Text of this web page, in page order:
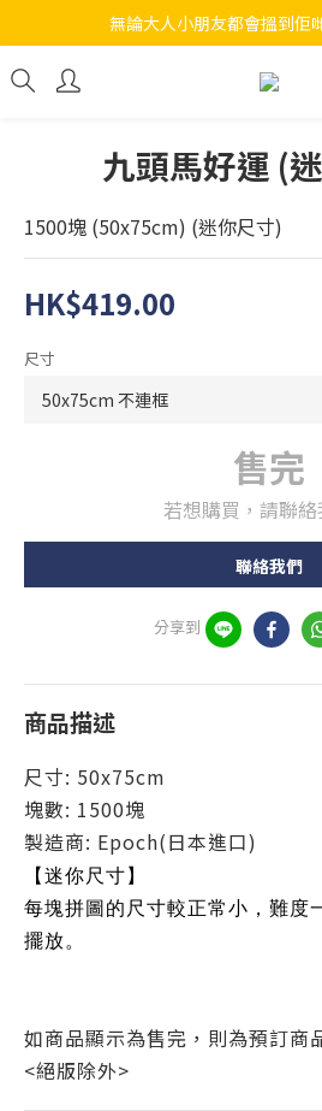
江帆天楊砌圖
無論大人小朋友都會搵到佢
江帆天楊砌圖
九頭馬好運 (
1500塊 (50x75cm) (迷你尺寸)
HK$419.00
尺寸
售完
若想購買，請聯絡
聯絡我們
分享到
商品描述
尺寸: 50x75cm
塊數: 1500塊
製造商: Epoch(日本進口)
【迷你尺寸】
每塊拼圖的尺寸較正常小，難度
擺放。
如商品顯示為售完，則為預訂
<絕版除外>